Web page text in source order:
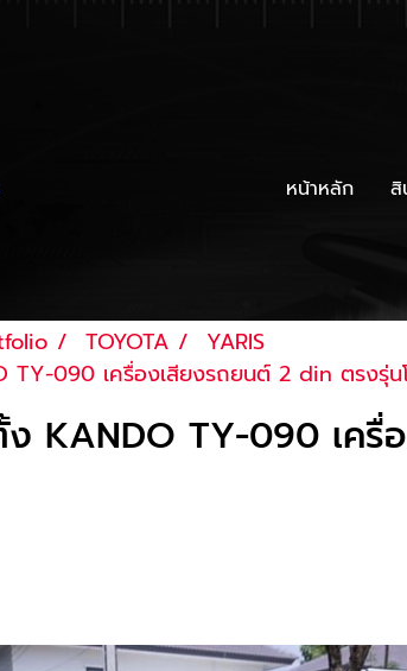
หน้าหลัก สิ
TOYOTA
YARIS
TY-090 เครื่องเสียงรถยนต์ 2 din ตรงรุ่
ง KANDO TY-090 เค